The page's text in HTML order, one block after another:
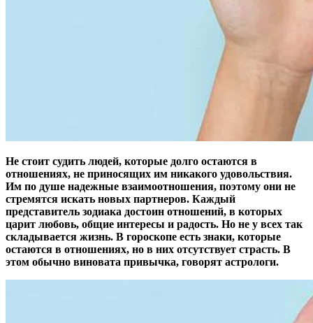
Не стоит судить людей, которые долго остаются в
отношениях, не приносящих им никакого удовольствия.
Им по душе надежные взаимоотношения, поэтому они не
стремятся искать новых партнеров. Каждый
представитель зодиака достоин отношений, в которых
царит любовь, общие интересы и радость. Но не у всех так
складывается жизнь. В гороскопе есть знаки, которые
остаются в отношениях, но в них отсутствует страсть. В
этом обычно виновата привычка, говорят астрологи.